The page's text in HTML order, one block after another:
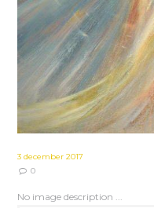
3 december 2017
0
No image description ...